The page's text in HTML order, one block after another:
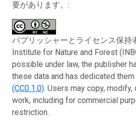
要があります。:
パブリッシャーとライセンス保持
Institute for Nature and Forest
possible under law, the publisher
these data and has dedicated
(CC0 1.0). Users may copy,
work, including for commercial
restriction.